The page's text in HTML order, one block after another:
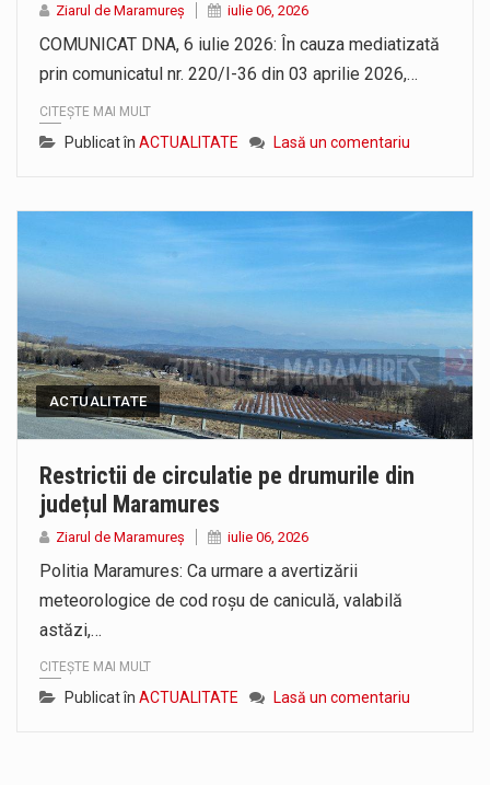
Noile statii de călători, achizitionate la preț de garsonieră per bucată, dezamăgesc total cetățenii care folosesc mijloacele de transport în…
Ziarul de Maramureș iulie 06, 2026
COMUNICAT DNA, 6 iulie 2026: În cauza mediatizată
prin comunicatul nr. 220/I-36 din 03 aprilie 2026,…
CITEȘTE MAI MULT
Publicat în ACTUALITATE Lasă un comentariu
ACTUALITATE
Restrictii de circulatie pe drumurile din
județul Maramures
Ziarul de Maramureș iulie 06, 2026
Politia Maramures: Ca urmare a avertizării
meteorologice de cod roșu de caniculă, valabilă
astăzi,…
CITEȘTE MAI MULT
Publicat în ACTUALITATE Lasă un comentariu